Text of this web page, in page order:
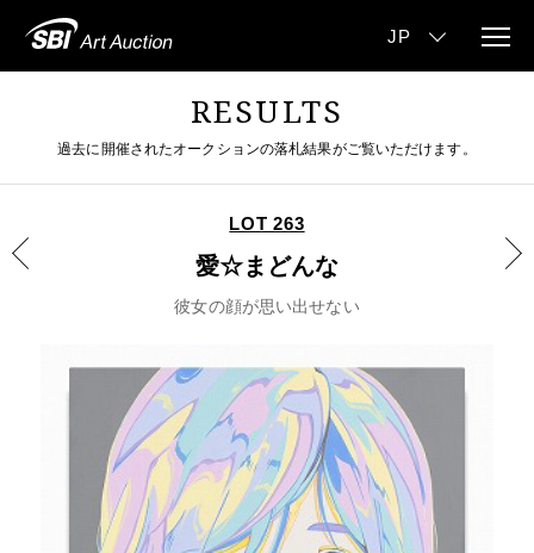
RESULTS
過去に開催されたオークションの落札結果がご覧いただけます。
LOT 263
愛☆まどんな
彼女の顔が思い出せない